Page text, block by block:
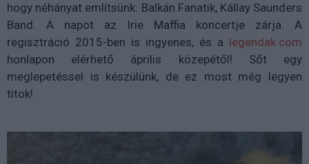
hogy néhányat említsünk: Balkán Fanatik, Kállay Saunders
Band. A napot az Irie Maffia koncertje zárja. A
regisztráció 2015-ben is ingyenes, és a legendak.com
honlapon elérhető április közepétől! Sőt egy
meglepetéssel is készülünk, de ez most még legyen
titok!